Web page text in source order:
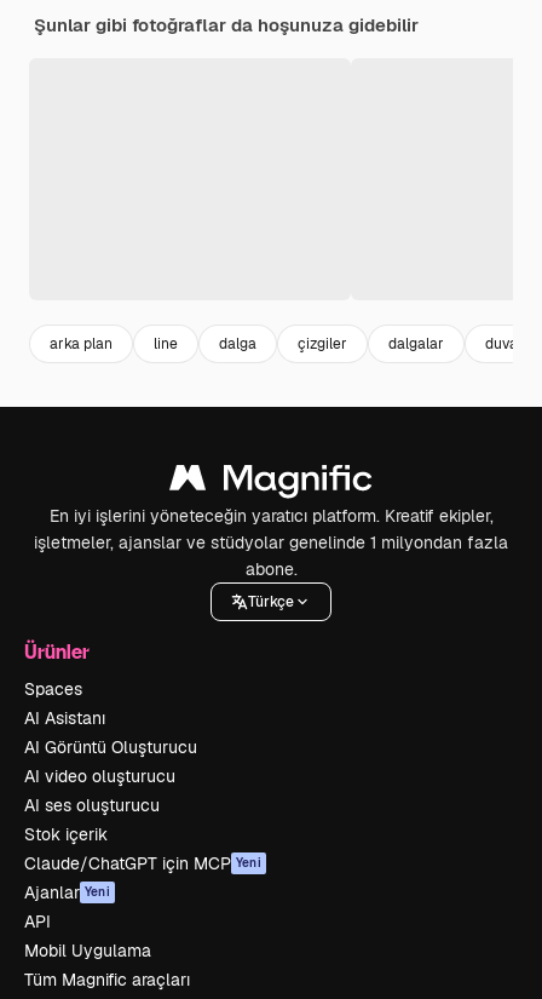
Şunlar gibi fotoğraflar da hoşunuza gidebilir
arka plan line dalga çizgiler dalgalar duvar
En iyi işlerini yöneteceğin yaratıcı platform. Kreatif ekipler,
işletmeler, ajanslar ve stüdyolar genelinde 1 milyondan fazla
abone.
Türkçe
Ürünler
Spaces
AI Asistanı
AI Görüntü Oluşturucu
AI video oluşturucu
AI ses oluşturucu
Stok içerik
Claude/ChatGPT için MCP Yeni
Ajanlar Yeni
API
Mobil Uygulama
Tüm Magnific araçları